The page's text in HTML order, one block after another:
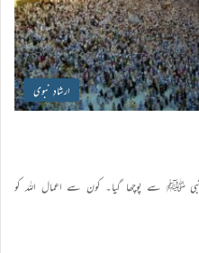
ارشادِ نبوی
ﷺ سے پوچھا گیا۔ کون سے اعمال اللہ کو